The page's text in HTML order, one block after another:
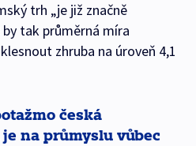
trh „je již značně
tak průměrná míra
zhruba na úroveň 4,1
česká
na průmyslu vůbec